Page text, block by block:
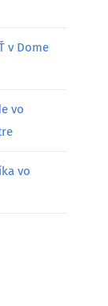
v Dome
vo
vo